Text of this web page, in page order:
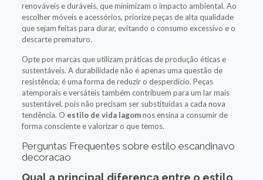
renováveis e duráveis, que minimizam o impacto ambiental. Ao
escolher móveis e acessórios, priorize peças de alta qualidade
que sejam feitas para durar, evitando o consumo excessivo e o
descarte prematuro.
Opte por marcas que utilizam práticas de produção éticas e
sustentáveis. A durabilidade não é apenas uma questão de
resistência; é uma forma de reduzir o desperdício. Peças
atemporais e versáteis também contribuem para um lar mais
sustentável, pois não precisam ser substituídas a cada nova
tendência. O estilo de vida lagomnos ensina a consumir de
forma consciente e valorizar o que temos.
Perguntas Frequentes sobre estilo escandinavo
decoracao
Qual a principal diferença entre o estilo